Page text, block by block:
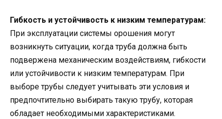
Гибкость и устойчивость к низким температурам:
При эксплуатации системы орошения могут
возникнуть ситуации, когда труба должна быть
подвержена механическим воздействиям, гибкости
или устойчивости к низким температурам. При
выборе трубы следует учитывать эти условия и
предпочтительно выбирать такую трубу, которая
обладает необходимыми характеристиками.